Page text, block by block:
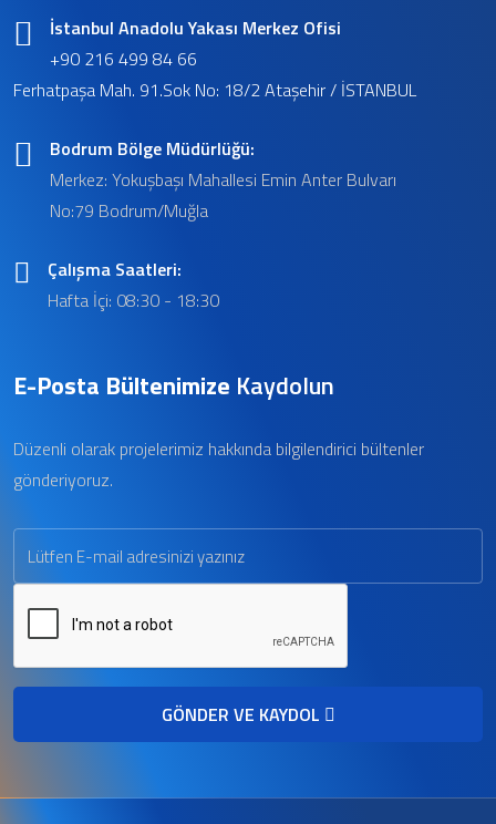
İstanbul Anadolu Yakası Merkez Ofisi
+90 216 499 84 66
Ferhatpaşa Mah. 91.Sok No: 18/2 Ataşehir / İSTANBUL
Bodrum Bölge Müdürlüğü:
Merkez: Yokuşbaşı Mahallesi Emin Anter Bulvarı
No:79 Bodrum/Muğla
Çalışma Saatleri:
Hafta İçi: 08:30 - 18:30
E-Posta Bültenimize Kaydolun
Düzenli olarak projelerimiz hakkında bilgilendirici bültenler
gönderiyoruz.
GÖNDER VE KAYDOL